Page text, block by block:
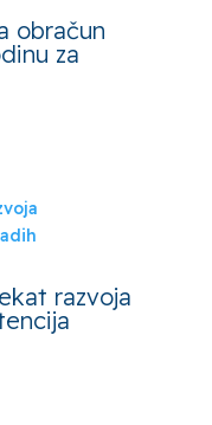
obračun
za
razvoja